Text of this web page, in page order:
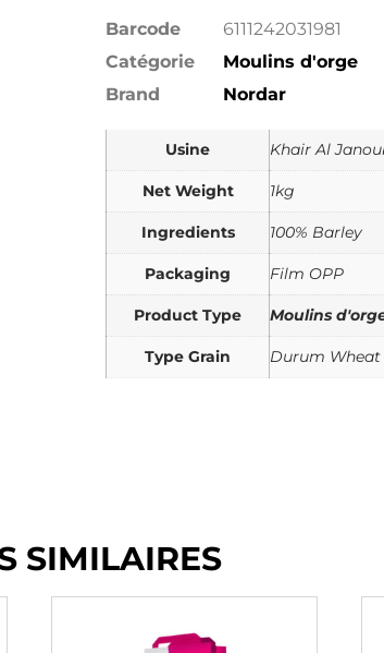
Barcode
6111242031981
Catégorie
Moulins d'orge
Brand
Nordar
Usine Khair Al
Net Weight 1kg
Ingredients 100% Barley
Packaging Film OPP
Product Type Moulins
Type Grain Durum Wheat
SIMILAIRES